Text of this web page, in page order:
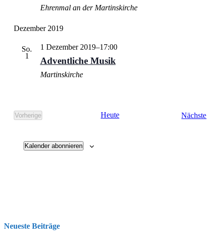
Ehrenmal an der Martinskirche
Dezember 2019
So.
1
1 Dezember 2019–17:00
Adventliche Musik
Martinskirche
Vorherige
Veranstaltungen
Heute Nächste
Kalender abonnieren
Neueste Beiträge